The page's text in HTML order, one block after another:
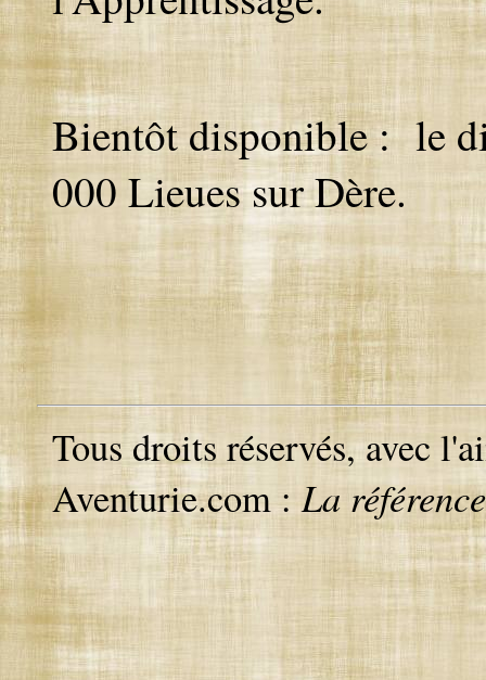
Bientôt disponible : le
000 Lieues sur Dère.
Tous droits réservés, avec
Aventurie.com :La